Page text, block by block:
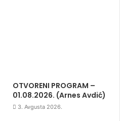
OTVORENI PROGRAM –
01.08.2026. (Arnes Avdić)
3. Avgusta 2026.